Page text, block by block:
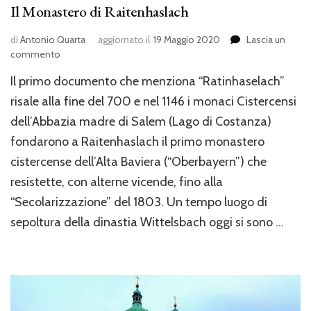
Il Monastero di Raitenhaslach
di Antonio Quarta aggiornato il 19 Maggio 2020
Lascia un
commento
Monastero
di
Il primo documento che menziona “Ratinhaselach”
risale alla fine del 700 e nel 1146 i monaci Cistercensi
dell’Abbazia madre di Salem (Lago di Costanza)
fondarono a Raitenhaslach il primo monastero
cistercense dell’Alta Baviera (“Oberbayern”) che
resistette, con alterne vicende, fino alla
“Secolarizzazione” del 1803. Un tempo luogo di
sepoltura della dinastia Wittelsbach oggi si sono …